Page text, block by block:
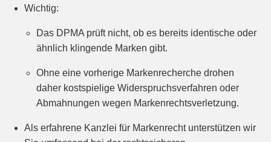
Wichtig:
Das DPMA prüft nicht, ob es bereits identische oder
ähnlich klingende Marken gibt.
Ohne eine vorherige Markenrecherche drohen
daher kostspielige Widerspruchsverfahren oder
Abmahnungen wegen Markenrechtsverletzung.
Als erfahrene Kanzlei für Markenrecht unterstützen wir